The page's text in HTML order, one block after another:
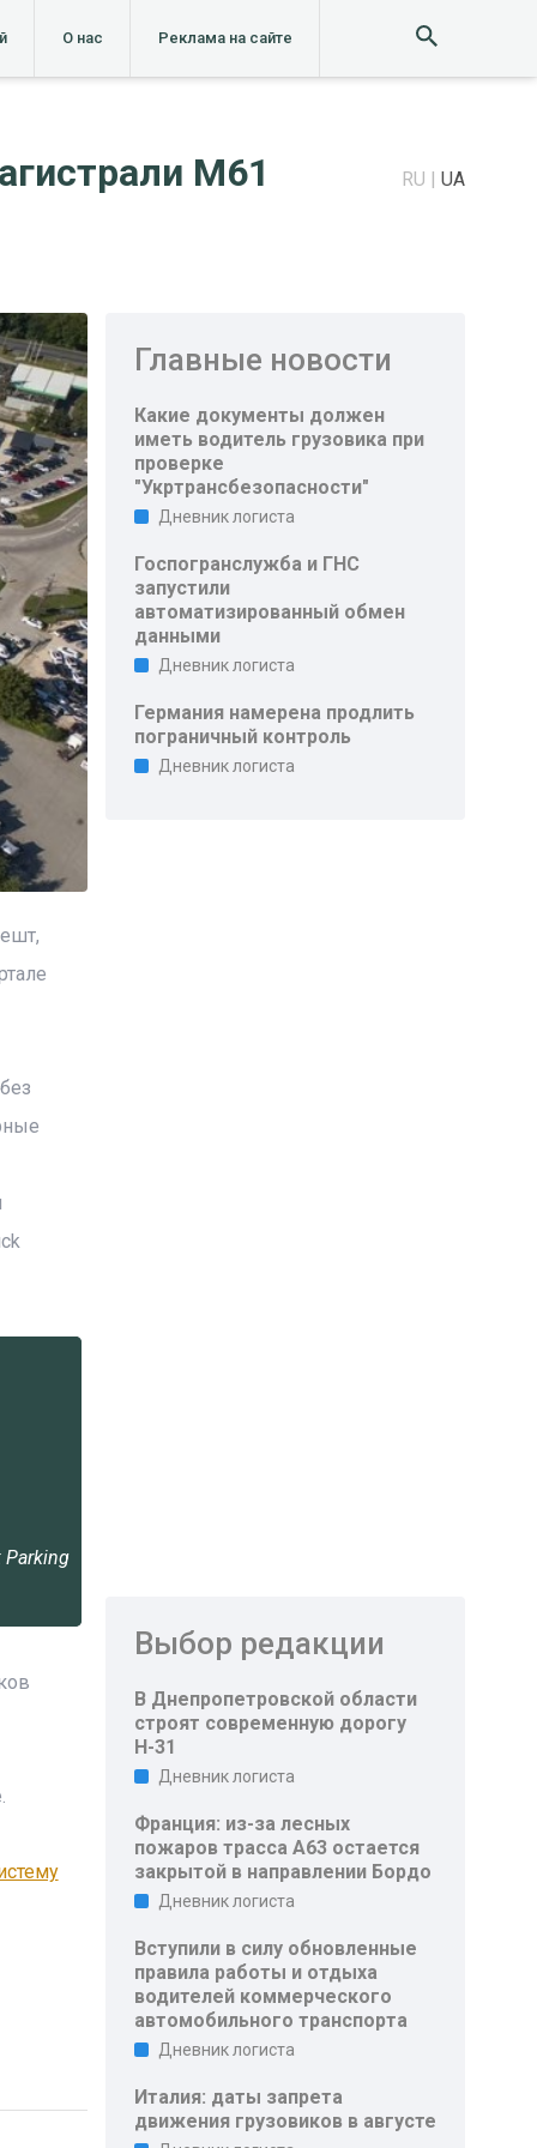
О нас Реклама на сайте
М61
RU UA
Parking
Главные новости
Какие документы должен
иметь водитель грузовика при
проверке
"Укртрансбезопасности"
Дневник логиста
Госпогранслужба и ГНС
запустили
автоматизированный обмен
данными
Дневник логиста
Германия намерена продлить
пограничный контроль
Дневник логиста
Выбор редакции
В Днепропетровской области
строят современную дорогу
Н-31
Дневник логиста
Франция: из-за лесных
пожаров трасса A63 остается
закрытой в направлении Бордо
Дневник логиста
Вступили в силу обновленные
правила работы и отдыха
водителей коммерческого
автомобильного транспорта
Дневник логиста
Италия: даты запрета
движения грузовиков в августе